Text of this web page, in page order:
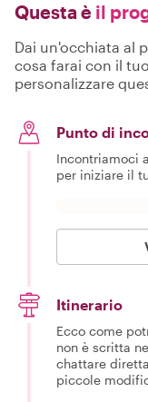
Questa è il
Dai un'occhiata al
cosa farai con il
personalizzare
Punto di
Incontriamoci
per iniziare il
Itinerario
Ecco come
non è scritta
chattare
piccole